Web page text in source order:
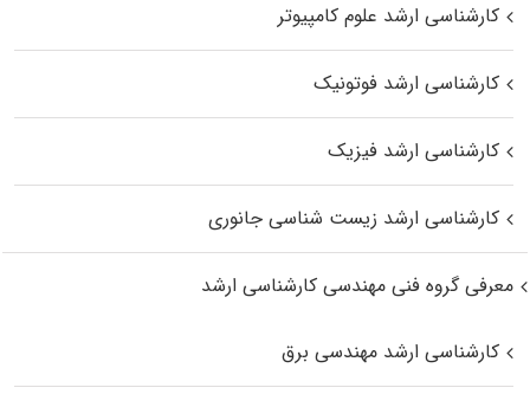
کارشناسی ارشد علوم کامپیوتر
کارشناسی ارشد فوتونیک
کارشناسی ارشد فیزیک
کارشناسی ارشد زیست‌ شناسی جانوری
معرفی گروه فنی مهندسی کارشناسی ارشد
کارشناسی ارشد مهندسی برق